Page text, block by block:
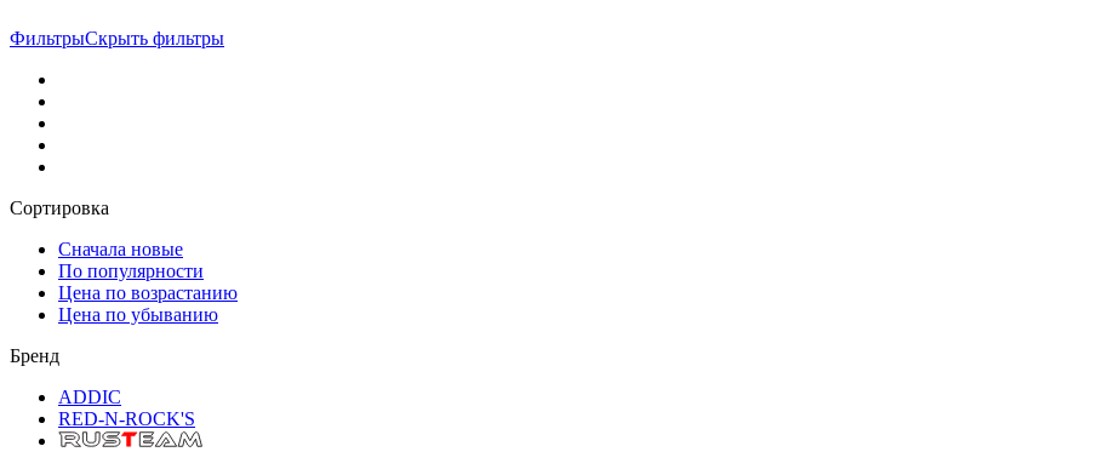
ФильтрыСкрыть фильтры
Сортировка
Сначала новые
По популярности
Цена по возрастанию
Цена по убыванию
Бренд
ADDIC
RED-N-ROCK'S